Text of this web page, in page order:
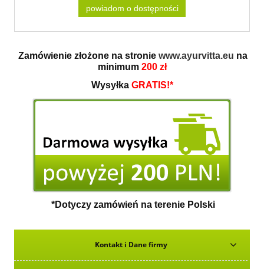
powiadom o dostępności
Zamówienie złożone na stronie www.ayurvitta.eu na
minimum 200 zł
Wysyłka GRATIS!*
*Dotyczy zamówień na terenie Polski
Kontakt i Dane firmy